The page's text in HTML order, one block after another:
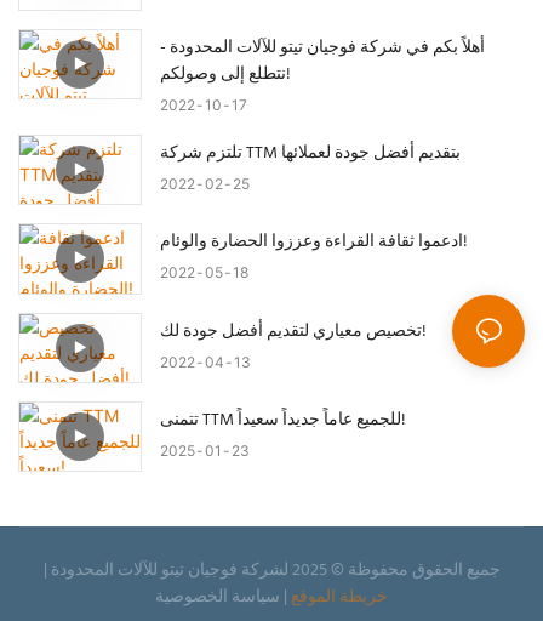
أهلاً بكم في شركة فوجيان تيتو للآلات المحدودة -
نتطلع إلى وصولكم!
2022 10 17
تلتزم شركة TTM بتقديم أفضل جودة لعملائها
2022 02 25
ادعموا ثقافة القراءة وعززوا الحضارة والوئام!
2022 05 18
تخصيص معياري لتقديم أفضل جودة لك!
2022 04 13
تتمنى TTM للجميع عاماً جديداً سعيداً!
2025 01 23
جميع الحقوق محفوظة © 2025 لشركة فوجيان تيتو للآلات المحدودة |
خريطة الموقع | سياسة الخصوصية